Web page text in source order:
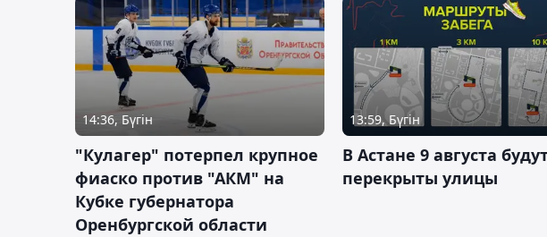
14:36, Бүгін
"Кулагер" потерпел крупное
фиаско против "АКМ" на
Кубке губернатора
Оренбургской области
13:59, Бүгін
В Астане 9 августа
перекрыты улицы